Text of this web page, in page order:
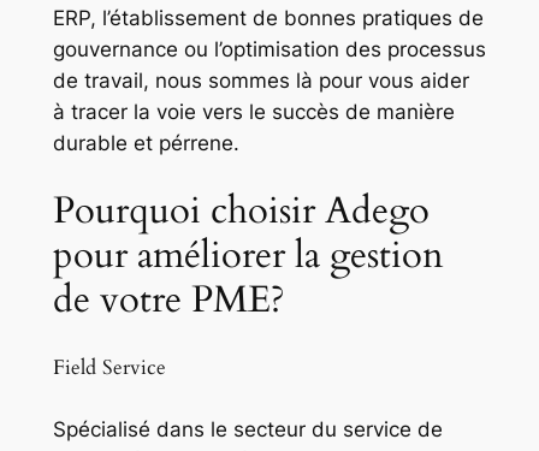
ERP, l’établissement de bonnes pratiques de
gouvernance ou l’optimisation des processus
de travail, nous sommes là pour vous aider
à tracer la voie vers le succès de manière
durable et pérrene.
Pourquoi choisir Adego
pour améliorer la gestion
de votre PME?
Field Service
Spécialisé dans le secteur du service de